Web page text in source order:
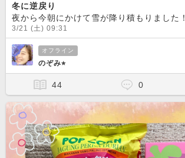
冬に逆戻り
夜から今朝にかけて雪が降り積もりました！
3/21 (土) 09:31
オフライン
のぞみ⭐︎
44 0